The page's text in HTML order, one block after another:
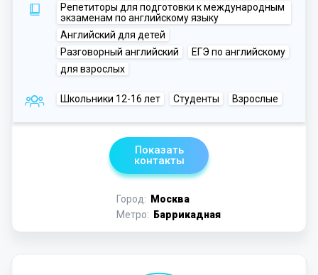
Репетиторы для подготовки к международным
экзаменам по английскому языку
Английский для детей
Разговорный английский
ЕГЭ по английскому
для взрослых
Школьники 12-16 лет Студенты Взрослые
Город:
Москва
Метро:
Баррикадная
Показать
контакты